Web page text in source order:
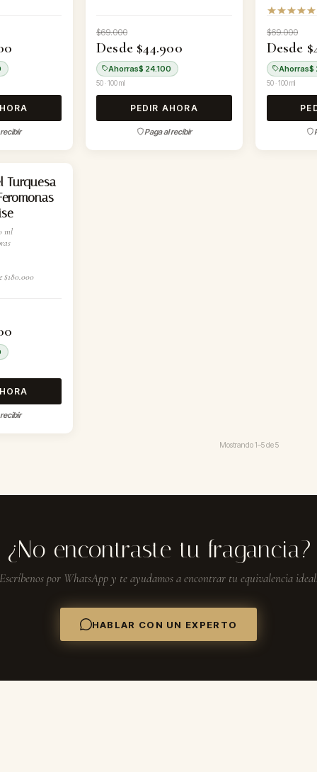
$69.000
Desde $44.900
Ahorras$ 24.100
50 · 100 ml
PEDIR AHORA
Paga al recibir
$69.000
Desde
Ahorras$
50 · 100 ml
Turquesa
ml
$180.000
Mostrando1–5de5
¿No encontraste tu fragancia?
Escríbenos por WhatsApp y te ayudamos a encontrar tu equivalencia
HABLAR CON UN EXPERTO